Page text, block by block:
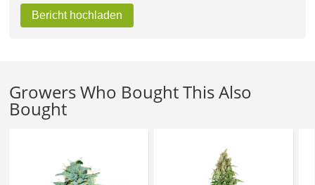
Bericht hochladen
Growers Who Bought This Also
Bought